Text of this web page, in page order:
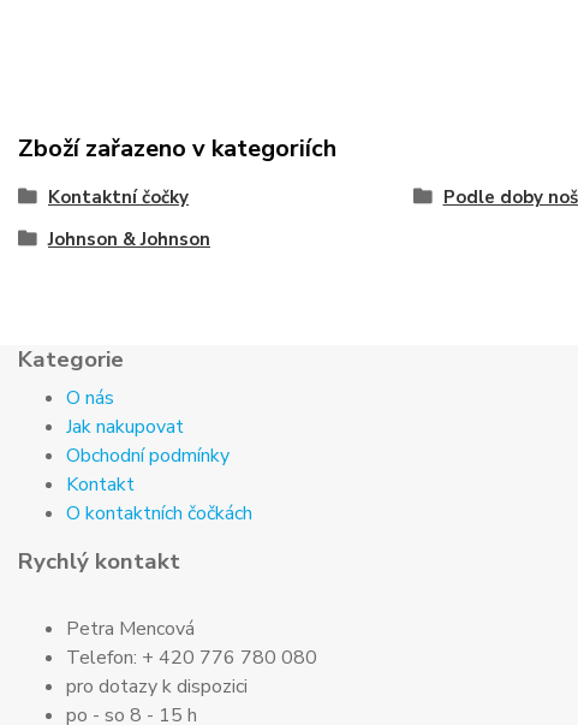
Zboží zařazeno v kategoriích
Kontaktní čočky Podle doby
Johnson & Johnson
Kategorie
O nás
Jak nakupovat
Obchodní podmínky
Kontakt
O kontaktních čočkách
Rychlý kontakt
Petra Mencová
Telefon: + 420 776 780 080
pro dotazy k dispozici
po - so 8 - 15 h